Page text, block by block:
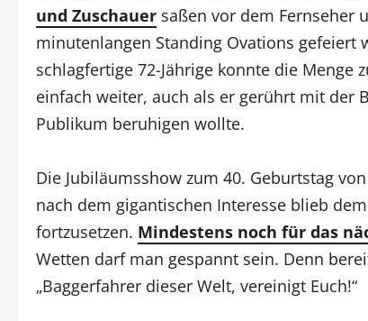
und Zuschauer saßen vor dem Fernseher
minutenlangen Standing Ovations gefeiert
schlagfertige 72-Jährige konnte die Menge
einfach weiter, auch als er gerührt mit der
Publikum beruhigen wollte.
Die Jubiläumsshow zum 40. Geburtstag
nach dem gigantischen Interesse blieb
fortzusetzen. Mindestens noch für das
Wetten darf man gespannt sein. Denn
„Baggerfahrer dieser Welt, vereinigt Euch!“